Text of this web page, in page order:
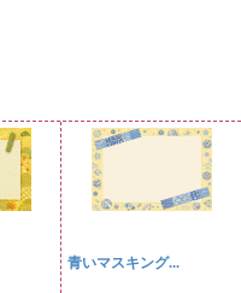
青いマスキング...